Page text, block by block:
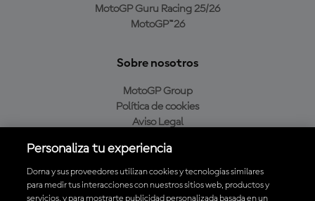
MotoGP Guru Racing 25/26
MotoGP™26
Sobre nosotros
MotoGP Group
Política de cookies
Aviso Legal
Política de compra
Personaliza tu experiencia
Dorna y sus proveedores utilizan cookies y tecnologías similares
para medir tus interacciones con nuestros sitios web, productos y
servicios, y para mostrarte publicidad personalizada basada en un